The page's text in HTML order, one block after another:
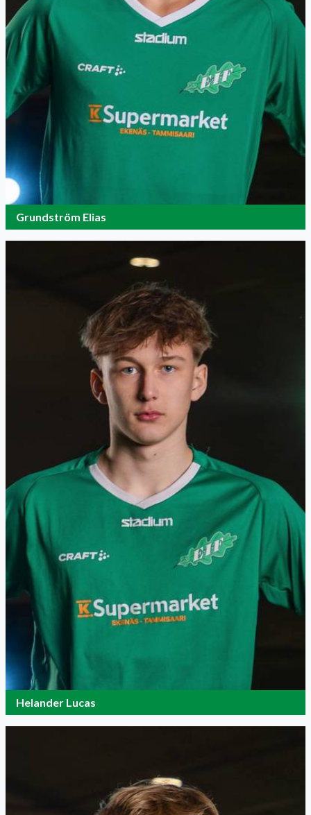
Grundström Elias
Helander Lucas